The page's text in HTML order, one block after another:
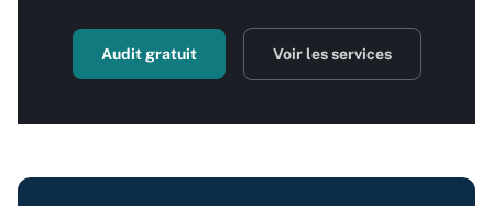
Audit gratuit Voir les services